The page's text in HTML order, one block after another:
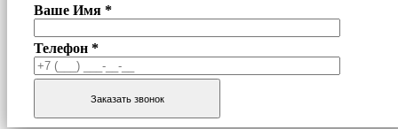
Ваше Имя *
Телефон *
Заказать звонок